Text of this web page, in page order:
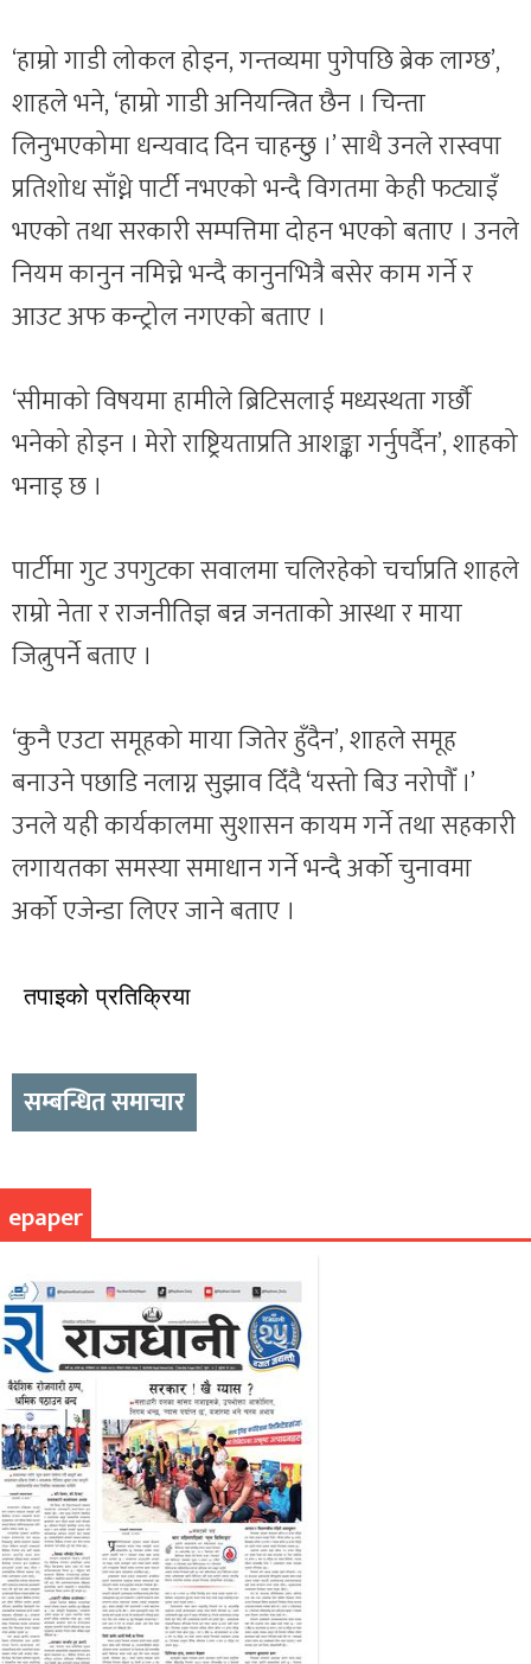
‘हाम्रो गाडी लोकल होइन, गन्तव्यमा पुगेपछि ब्रेक लाग्छ’,
शाहले भने, ‘हाम्रो गाडी अनियन्त्रित छैन । चिन्ता
लिनुभएकोमा धन्यवाद दिन चाहन्छु ।’ साथै उनले रास्वपा
प्रतिशोध साँध्ने पार्टी नभएको भन्दै विगतमा केही फट्याइँ
भएको तथा सरकारी सम्पत्तिमा दोहन भएको बताए । उनले
नियम कानुन नमिच्ने भन्दै कानुनभित्रै बसेर काम गर्ने र
आउट अफ कन्ट्रोल नगएको बताए ।
‘सीमाको विषयमा हामीले ब्रिटिसलाई मध्यस्थता गर्छौ
भनेको होइन । मेरो राष्ट्रियताप्रति आशङ्का गर्नुपर्दैन’, शाहको
भनाइ छ ।
पार्टीमा गुट उपगुटका सवालमा चलिरहेको चर्चाप्रति शाहले
राम्रो नेता र राजनीतिज्ञ बन्न जनताको आस्था र माया
जित्नुपर्ने बताए ।
‘कुनै एउटा समूहको माया जितेर हुँदैन’, शाहले समूह
बनाउने पछाडि नलाग्न सुझाव दिँदै ‘यस्तो बिउ नरोपौँ ।’
उनले यही कार्यकालमा सुशासन कायम गर्ने तथा सहकारी
लगायतका समस्या समाधान गर्ने भन्दै अर्को चुनावमा
अर्को एजेन्डा लिएर जाने बताए ।
तपाइको प्रतिक्रिया
सम्बन्धित समाचार
epaper